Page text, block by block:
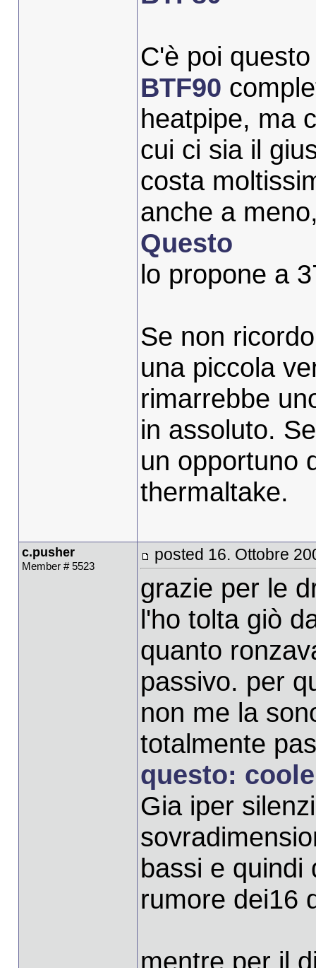
C'è poi
BTF90
heatpipe, ma
cui ci sia il
costa
anche a
Questo
lo propone a
Se non
una piccola
rimarrebbe
in assoluto.
un opportuno
thermaltake.
c.pusher
Member # 5523
posted 16. Ottobre
grazie per le
l'ho tolta giò
quanto
passivo. per
non me la
totalmente
questo:
Gia iper
bassi e quindi
rumore dei16
mentre per il